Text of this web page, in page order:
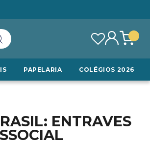
PAPELARIA COLÉGIOS 2026
ENTRAVES